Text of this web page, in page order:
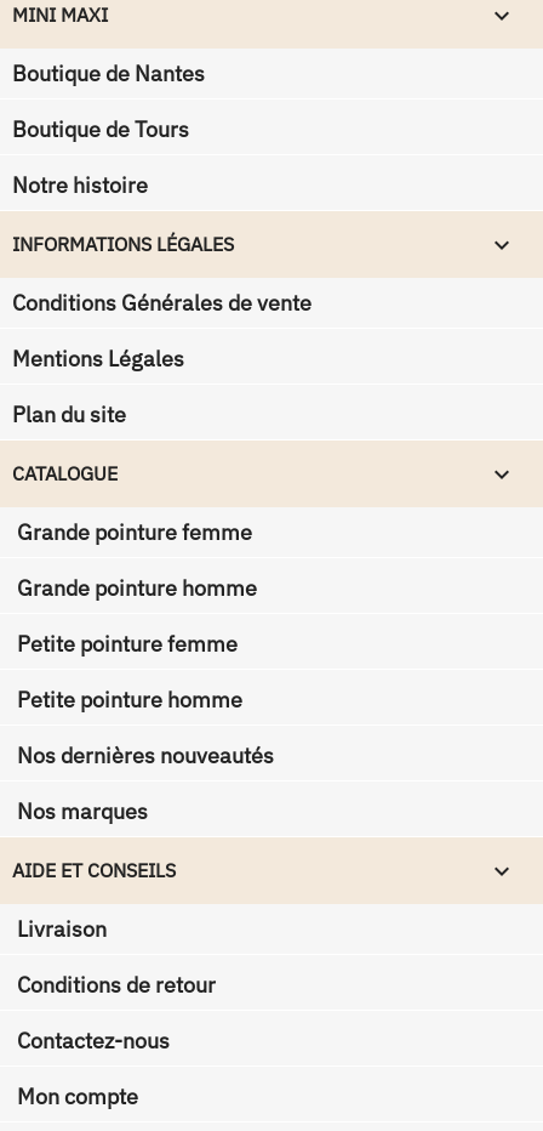
MINI MAXI keyboard_arrow_down
Boutique de Nantes
Boutique de Tours
Notre histoire
INFORMATIONS LÉGALES keyboard_arrow_down
Conditions Générales de vente
Mentions Légales
Plan du site
CATALOGUE 
Grande pointure femme
Grande pointure homme
Petite pointure femme
Petite pointure homme
Nos dernières nouveautés
Nos marques
AIDE ET CONSEILS 
Livraison
Conditions de retour
Contactez-nous
Mon compte